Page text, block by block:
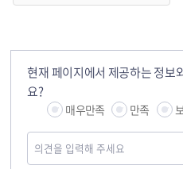
현재 페이지에서 제공하는 정보
요?
매우만족 만족